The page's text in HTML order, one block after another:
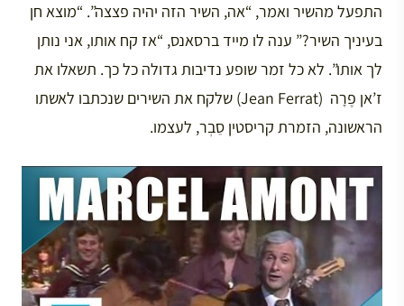
התפעל מהשיר ואמר, “אה, השיר הזה יהיה פצצה”. “מוצא חן
בעיניך השיר?” ענה לו מייד ברסאנס, “אז קח אותו, אני נותן
לך אותו”. לא כל זמר שופע נדיבות גדולה כל כך. תשאלו את
ז’אן פֶרָה (Jean Ferrat) שלקח את השירים שנכתבו לאשתו
הראשונה, הזמרת קריסטין סֵבְר, לעצמו.